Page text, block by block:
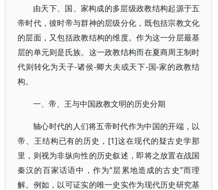
由天下、国、家构成的多层级政教结构起源于五
帝时代，彼时帝与群神的层级分化，既包括宗教文化
的层面，又包括政教结构的维度。作为这一分层最基
层的单元则是氏族。这一政教结构而在夏商周王制时
代则转化为天子-诸侯-卿大夫或天下-国-家的政教结
构。
一、帝、王与中国政教文明的历史分期
轴心时代的人们将五帝时代作为中国的开端，以
帝、王结构已有的历史，[1]这在现代的疑古史学那
里，则视为非纵向性的历史叙述，即将之放置在战国
秦汉的百家话语中，作为“层累地造成的古史”而理
解。例如，以可证实的唯一史实作为现代历史研究基